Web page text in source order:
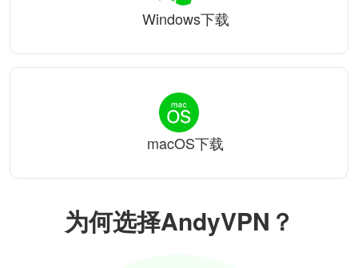
为何选择AndyVPN？
Windows下载
macOS下载